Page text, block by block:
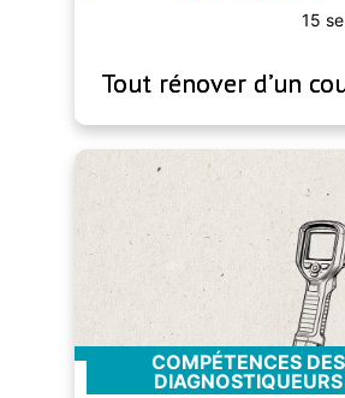
15
Tout rénover d’un
COMPÉTENCES DES
DIAGNOSTIQUEURS